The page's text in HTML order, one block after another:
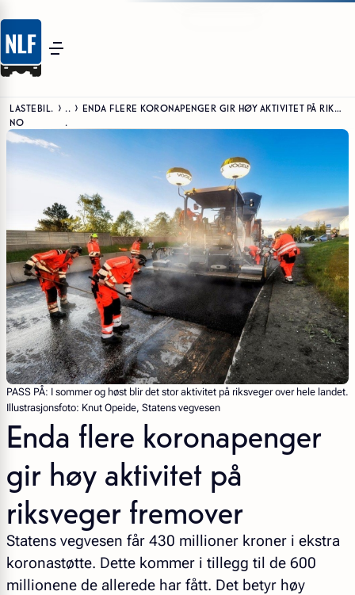
LASTEBIL.
NO
..
.
ENDA FLERE KORONAPENGER GIR HØY AKTIVITET PÅ RIKSVEGER FREMOVER
PASS PÅ: I sommer og høst blir det stor aktivitet på riksveger over hele landet.
Illustrasjonsfoto: Knut Opeide, Statens vegvesen
Enda flere koronapenger
gir høy aktivitet på
riksveger fremover
Statens vegvesen får 430 millioner kroner i ekstra
koronastøtte. Dette kommer i tillegg til de 600
millionene de allerede har fått. Det betyr høy